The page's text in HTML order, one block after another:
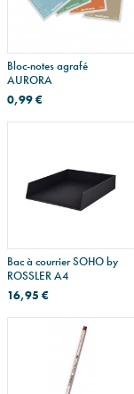
Bloc-notes agrafé
AURORA
0,99 €
Bac à courrier SOHO by
ROSSLER A4
16,95 €